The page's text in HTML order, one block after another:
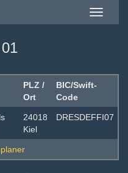
Toggle
PLZ /
Ort
BIC/Swift-
Code
24018
Kiel
DRESDEFFI07